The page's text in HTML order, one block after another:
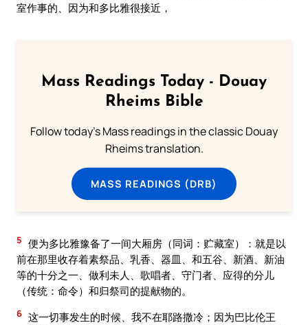
室作事的、因为和多比雅很接近，
Mass Readings Today - Douay
Rheims Bible
Follow today's Mass readings in the classic Douay
Rheims translation.
MASS READINGS (DRB)
5 便为多比雅豫备了一间大厢房（同词：贮藏室）：就是以
前在那里收存着素祭品、乳香、器皿、和五谷、新酒、新油
等的十分之一、做利未人、歌唱者、守门者、应得的分儿
（传统：命令）和归祭司的提献物的。
6 这一切事发生的时候、我不在耶路撒冷；因为巴比伦王